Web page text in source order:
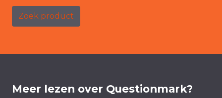
Zoek product
Meer lezen over Questionmark?